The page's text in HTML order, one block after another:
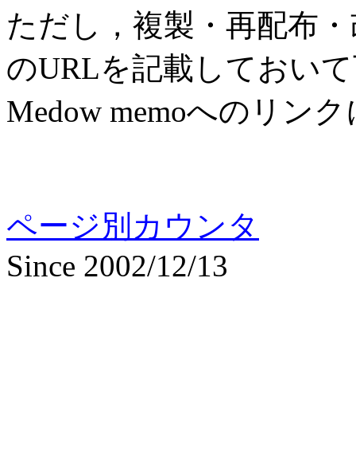
ただし，複製・再配布
のURLを記載しておい
Medow memoへのリン
ページ別カウンタ
Since 2002/12/13